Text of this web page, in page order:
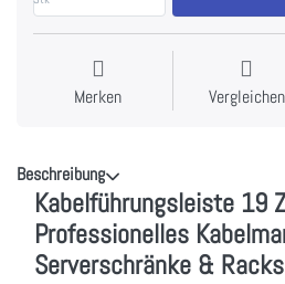
Merken Vergleichen
Beschreibung
Kabelführungsleiste 19
Professionelles
Serverschränke & Racks